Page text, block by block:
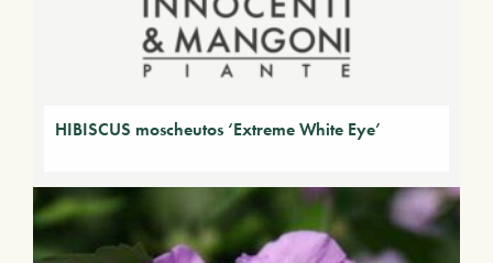
HIBISCUS moscheutos ‘Extreme White Eye’